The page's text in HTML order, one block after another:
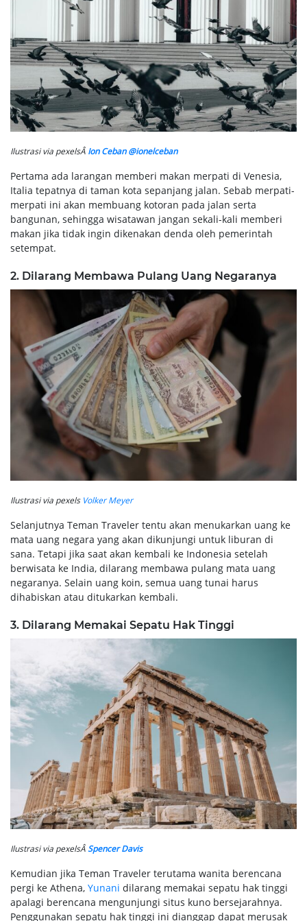
Ilustrasi via pexelsÂ Ion Ceban @ionelceban
Pertama ada larangan memberi makan merpati di Venesia,
Italia tepatnya di taman kota sepanjang jalan. Sebab merpati-
merpati ini akan membuang kotoran pada jalan serta
bangunan, sehingga wisatawan jangan sekali-kali memberi
makan jika tidak ingin dikenakan denda oleh pemerintah
setempat.
2. Dilarang Membawa Pulang Uang Negaranya
Ilustrasi via pexels Volker Meyer
Selanjutnya Teman Traveler tentu akan menukarkan uang ke
mata uang negara yang akan dikunjungi untuk liburan di
sana. Tetapi jika saat akan kembali ke Indonesia setelah
berwisata ke India, dilarang membawa pulang mata uang
negaranya. Selain uang koin, semua uang tunai harus
dihabiskan atau ditukarkan kembali.
3. Dilarang Memakai Sepatu Hak Tinggi
Ilustrasi via pexelsÂSpencer Davis
Kemudian jika Teman Traveler terutama wanita berencana
pergi ke Athena, Yunani dilarang memakai sepatu hak tinggi
apalagi berencana mengunjungi situs kuno bersejarahnya.
Penggunakan sepatu hak tinggi ini dianggap dapat merusak